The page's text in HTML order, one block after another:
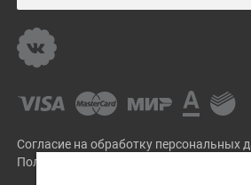
Согласие на обработку персональных
Политика Конфиденциальности